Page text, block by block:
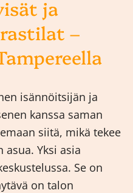
ja
–
isännöitsijän ja
kanssa saman
siitä, mikä tekee
Yksi asia
Se on
on talon